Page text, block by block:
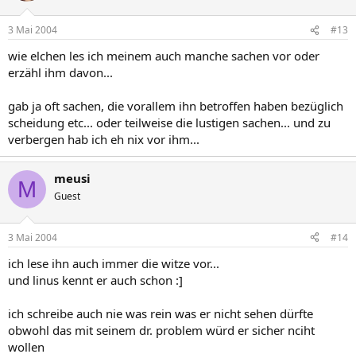
3 Mai 2004 #13
wie elchen les ich meinem auch manche sachen vor oder
erzähl ihm davon...
gab ja oft sachen, die vorallem ihn betroffen haben bezüglich
scheidung etc... oder teilweise die lustigen sachen... und zu
verbergen hab ich eh nix vor ihm...
M meusi
Guest
3 Mai 2004 #14
ich lese ihn auch immer die witze vor...
und linus kennt er auch schon :]
ich schreibe auch nie was rein was er nicht sehen dürfte
obwohl das mit seinem dr. problem würd er sicher nciht
wollen